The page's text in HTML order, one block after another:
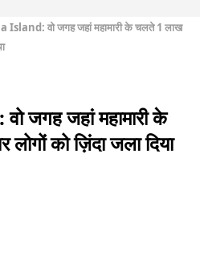
Island: वो जगह जहां महामारी के चलते 1 लाख
जगह जहां महामारी के
को ज़िंदा जला दिया